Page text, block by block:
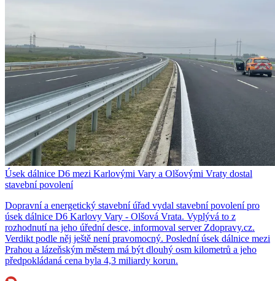
Úsek dálnice D6 mezi Karlovými Vary a Olšovými Vraty dostal
stavební povolení
Dopravní a energetický stavební úřad vydal stavební povolení pro
úsek dálnice D6 Karlovy Vary - Olšová Vrata. Vyplývá to z
rozhodnutí na jeho úřední desce, informoval server Zdopravy.cz.
Verdikt podle něj ještě není pravomocný. Poslední úsek dálnice mezi
Prahou a lázeňským městem má být dlouhý osm kilometrů a jeho
předpokládaná cena byla 4,3 miliardy korun.